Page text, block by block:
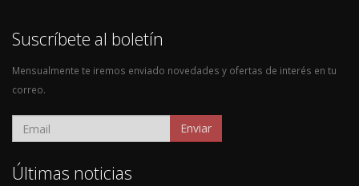
Suscríbete al boletín
Mensualmente te iremos enviado novedades y ofertas de interés en tu
correo.
Enviar
Últimas noticias